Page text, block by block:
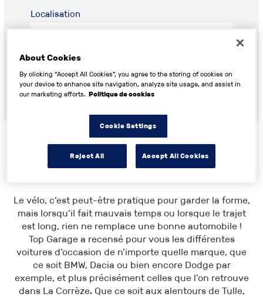
Localisation
RECHERCHER
Toutes les annonces>Limousin > Corrèze
Le vélo, c’est peut-être pratique pour garder la forme,
mais lorsqu’il fait mauvais temps ou lorsque le trajet
est long, rien ne remplace une bonne automobile !
Top Garage a recensé pour vous les différentes
voitures d’occasion de n’importe quelle marque, que
ce soit BMW, Dacia ou bien encore Dodge par
exemple, et plus précisément celles que l’on retrouve
dans La Corrèze. Que ce soit aux alentours de Tulle,
About Cookies
By clicking “Accept All Cookies”, you agree to the storing of cookies on
your device to enhance site navigation, analyze site usage, and assist in
our marketing efforts. Politique de cookies
Cookie Settings
Reject All Accept All Cookies